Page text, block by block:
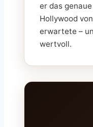
er das
Hollywood
erwartete –
wertvoll.